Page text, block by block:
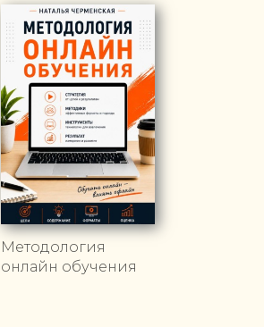
Методология
онлайн обучения